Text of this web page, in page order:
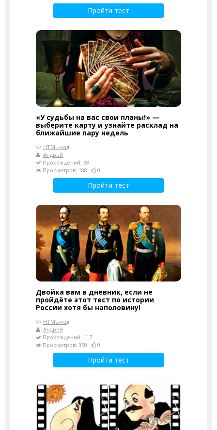
Пройти тест
«У судьбы на вас свои планы!» —
выберите карту и узнайте расклад на
ближайшие пару недель
HTML-код
Андрей
Прохождений: 68
Просмотров: 188
0
Пройти тест
Двойка вам в дневник, если не
пройдёте этот тест по истории
России хотя бы наполовину!
HTML-код
Андрей
Прохождений: 117
Просмотров: 350
0
Пройти тест